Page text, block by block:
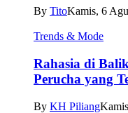
By TitoKamis, 6
Trends & Mode
Rahasia di
Perucha yang
By KH Piliang